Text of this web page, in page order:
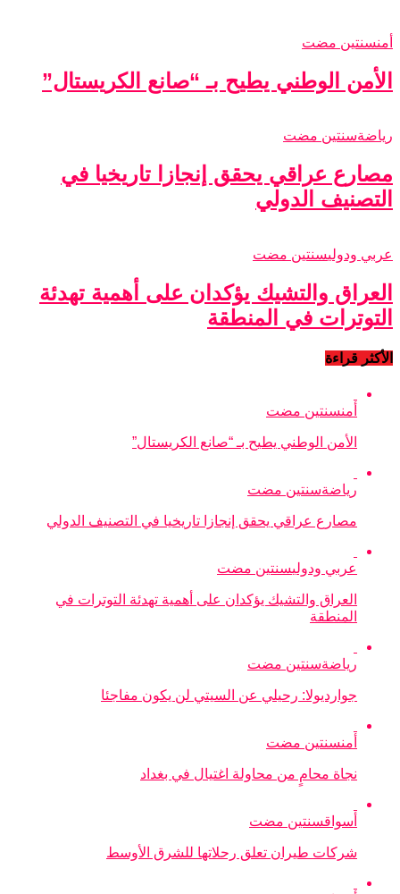
أمنسنتين مضت
الأمن الوطني يطيح بـ “صانع الكريستال”
رياضةسنتين مضت
مصارع عراقي يحقق إنجازا تاريخيا في
التصنيف الدولي
عربي ودوليسنتين مضت
العراق والتشيك يؤكدان على أهمية تهدئة
التوترات في المنطقة
الأكثر قراءة
أمنسنتين مضت
الأمن الوطني يطيح بـ “صانع الكريستال”
رياضةسنتين مضت
مصارع عراقي يحقق إنجازا تاريخيا في التصنيف الدولي
عربي ودوليسنتين مضت
العراق والتشيك يؤكدان على أهمية تهدئة التوترات في
المنطقة
رياضةسنتين مضت
جوارديولا: رحيلي عن السيتي لن يكون مفاجئا
أمنسنتين مضت
نجاة محامٍ من محاولة اغتيال في بغداد
أسواقسنتين مضت
شركات طيران تعلق رحلاتها للشرق الأوسط